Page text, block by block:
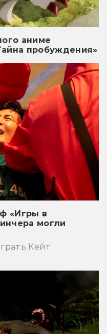
аниме
пробуждения»
«Игры в
могли
Кейт